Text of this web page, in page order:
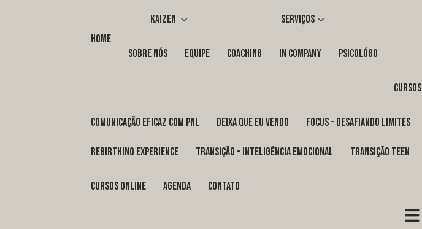
Home
Kaizen
Sobre nós Equipe
Serviços
Coaching in company Psicológo
Cursos
COMUNICAÇÃO EFICAZ COM PNL DEIXA QUE EU VENDO FOCUS - DESAFIANDO LIMITES
REBIRTHING EXPERIENCE TRANSIÇÃO - INTELIGÊNCIA EMOCIONAL TRANSIÇÃO TEEN
Cursos Online Agenda Contato